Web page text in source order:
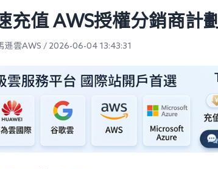
充值 AWS授權分銷商計劃
遜雲AWS / 2026-06-04 13:43:31